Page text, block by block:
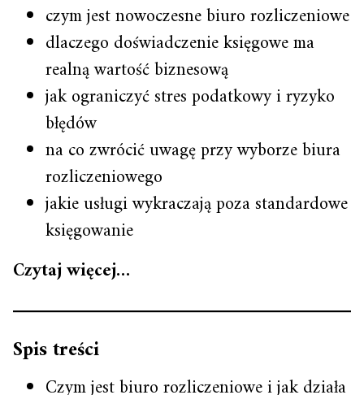
czym jest nowoczesne biuro rozliczeniowe
dlaczego doświadczenie księgowe ma
realną wartość biznesową
jak ograniczyć stres podatkowy i ryzyko
błędów
na co zwrócić uwagę przy wyborze biura
rozliczeniowego
jakie usługi wykraczają poza standardowe
księgowanie
Czytaj więcej…
Spis treści
Czym jest biuro rozliczeniowe i jak działa